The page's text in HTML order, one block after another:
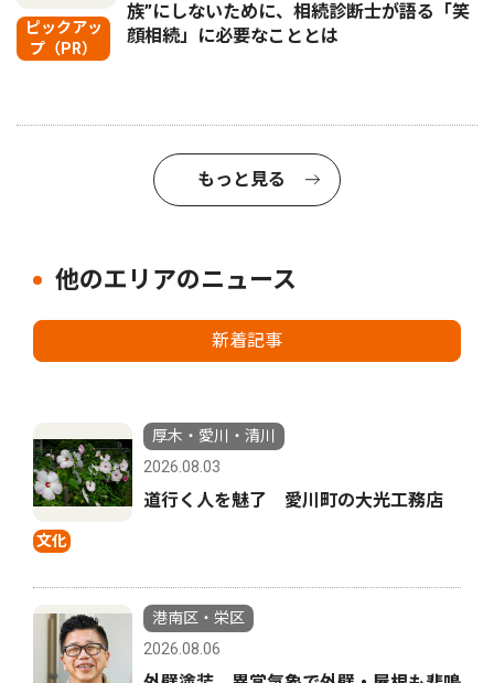
ピックアッ
プ（PR）
族”にしないために、相続診断士が語る「笑
顔相続」に必要なこととは
もっと見る
他のエリアのニュース
新着記事
文化
厚木・愛川・清川
2026.08.03
道行く人を魅了 愛川町の大光工務店
港南区・栄区
2026.08.06